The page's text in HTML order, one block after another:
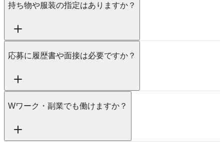
持ち物や服装の指定はありますか？
応募に履歴書や面接は必要ですか？
Wワーク・副業でも働けますか？